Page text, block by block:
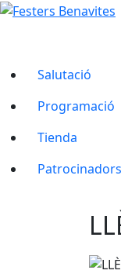
Salutació
Programació
Tienda
Patrocinadors